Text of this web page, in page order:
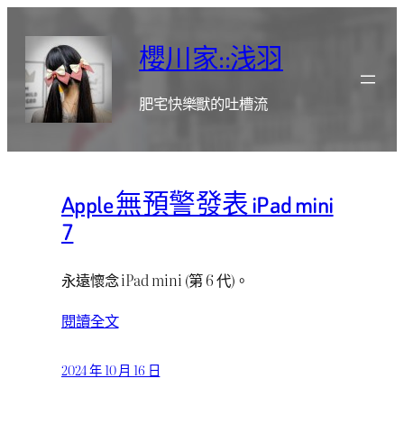
櫻川家::浅羽
肥宅快樂獸的吐槽流
Apple 無預警發表 iPad mini
7
永遠懷念 iPad mini (第 6 代)。
閱讀全文
2024 年 10 月 16 日